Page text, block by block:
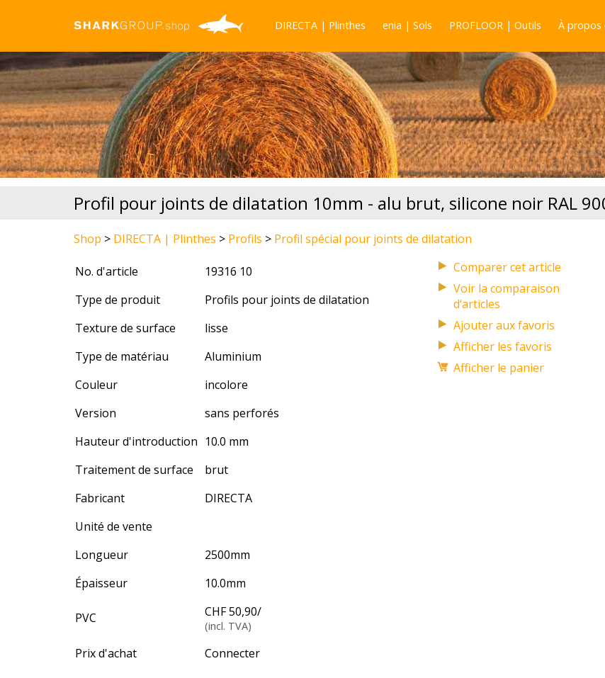
DIRECTA | Plinthes enia | Sols PROFLOOR | Outils À propos
Profil pour joints de dilatation 10mm - alu brut, silicone noir RAL
Shop > DIRECTA | Plinthes > Profils > Profil spécial pour joints de dilatation
No. d'article
19316 10
Type de produit
Profils pour joints de dilatation
Texture de surface
lisse
Type de matériau
Aluminium
Couleur
incolore
Version
sans perforés
Hauteur d'introduction 10.0 mm
Traitement de surface
brut
Fabricant
DIRECTA
Unité de vente
Longueur
2500mm
Épaisseur
10.0mm
PVC CHF 50,90/
(incl. TVA)
Prix d'achat Connecter
Voir la comparaison
d‘articles
Afficher les favoris
Afficher le panier